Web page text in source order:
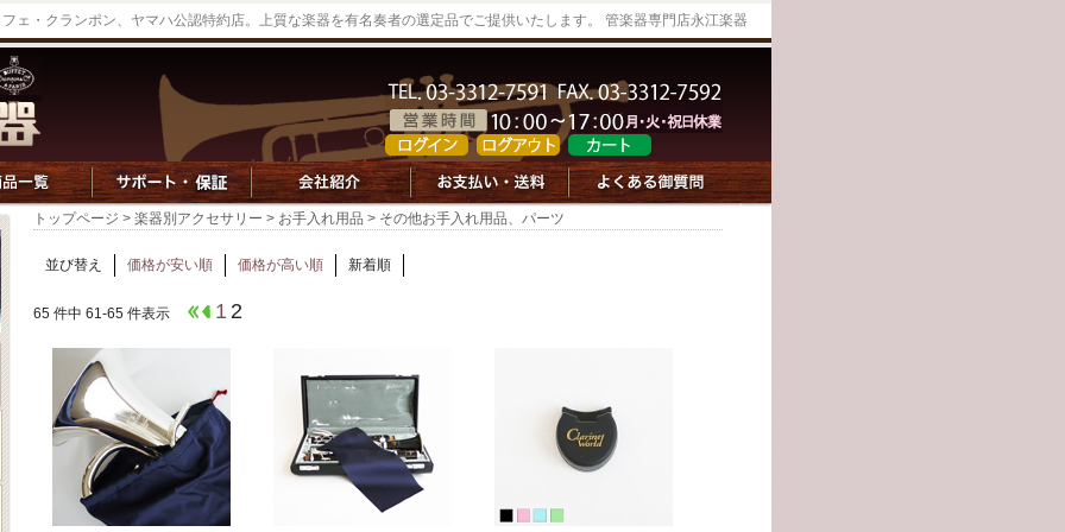
ェ・クランポン、ヤマハ公認特約店。上質な楽器を有名奏者の選定品でご提供いたします。 管楽器専門店永江楽器
トップページ > 楽器別アクセサリー > お手入れ用品 > その他お手入れ用品、パーツ
並び替え 価格が安い順 価格が高い順 新着順
65 件中 61-65 件表示 1 2